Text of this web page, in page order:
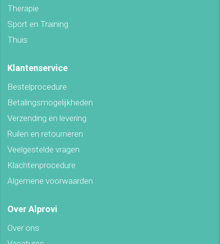
Therapie
Sport en Training
Thuis
Klantenservice
Bestelprocedure
Betalingsmogelijkheden
Verzending en levering
Ruilen en retourneren
Veelgestelde vragen
Klachtenprocedure
Algemene voorwaarden
Over Alprovi
Over ons